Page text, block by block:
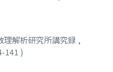
理解析研究所講究録 ,
141 )